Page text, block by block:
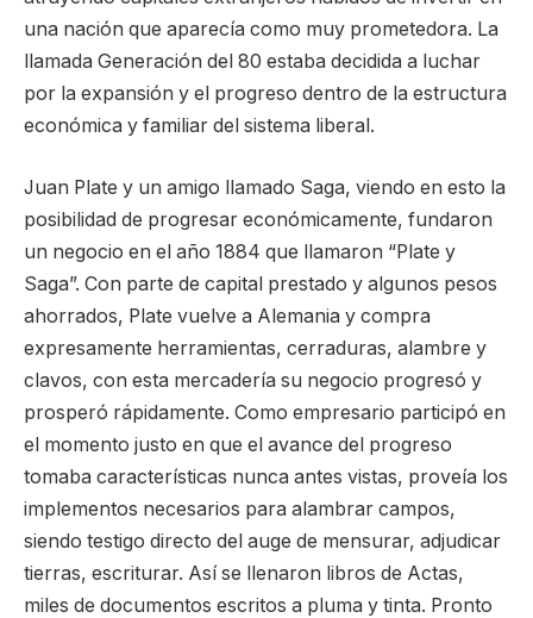
una nación que aparecía como muy prometedora. La
llamada Generación del 80 estaba decidida a luchar
por la expansión y el progreso dentro de la estructura
económica y familiar del sistema liberal.
Juan Plate y un amigo llamado Saga, viendo en esto la
posibilidad de progresar económicamente, fundaron
un negocio en el año 1884 que llamaron “Plate y
Saga”. Con parte de capital prestado y algunos pesos
ahorrados, Plate vuelve a Alemania y compra
expresamente herramientas, cerraduras, alambre y
clavos, con esta mercadería su negocio progresó y
prosperó rápidamente. Como empresario participó en
el momento justo en que el avance del progreso
tomaba características nunca antes vistas, proveía los
implementos necesarios para alambrar campos,
siendo testigo directo del auge de mensurar, adjudicar
tierras, escriturar. Así se llenaron libros de Actas,
miles de documentos escritos a pluma y tinta. Pronto